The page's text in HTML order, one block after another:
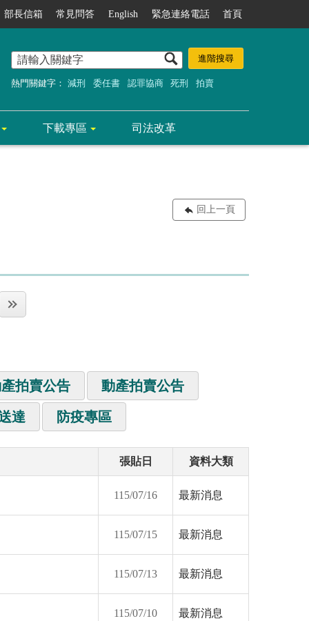
部長信箱 常見問答 English 緊急連絡電話 首頁
熱門關鍵字： 減刑 委任書 認罪協商 死刑 拍賣
下載專區 司法改革
回上一頁
拍賣公告 動產拍賣公告
達 防疫專區
張貼日 資料大類
115/07/16 最新消息
115/07/15 最新消息
115/07/13 最新消息
115/07/10 最新消息